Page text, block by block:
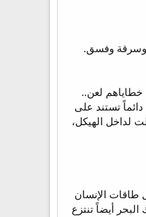
وسرقة وفسق.
خطاياهم لعن..
تستند على
لداخل الهيكل،
طاقات الإنسان
أيضاً تنتزع